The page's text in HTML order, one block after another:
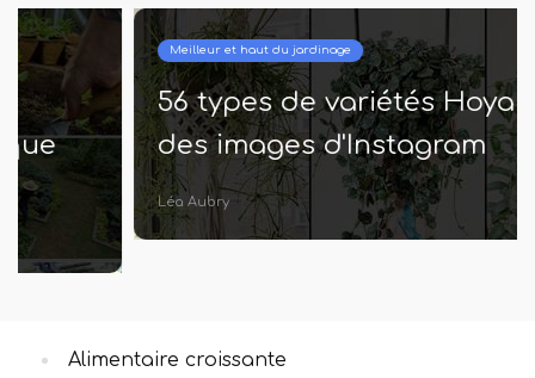
Meilleur et haut du jardinage
56 types de variétés Hoya avec
des images d'Instagram
Léa Aubry
Alimentaire croissante